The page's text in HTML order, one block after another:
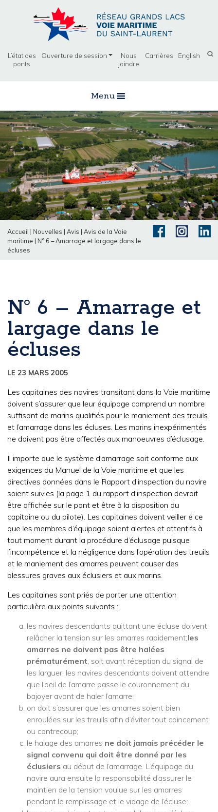
L’état des
ponts
Ouverture de session
Nous
joindre
Carrières English
Menu
Accueil | Nouvelles | Avis | Avis de la Voie
maritime | N° 6 – Amarrage et largage dans le
écluses
N° 6 – Amarrage et
largage dans le
écluses
LE 23 MARS 2005
Les capitaines des navires transitant dans la Voie maritime
doivent s’assurer que leur équipage comprend un nombre
suffisant de marins qualifiés pour le maniement des treuils
et l’amarrage dans les écluses. Les marins inexpérimentés
ne doivent pas être affectés aux manoeuvres d’éclusage.
Il importe que le système d’amarrage soit conforme aux
exigences du Manuel de la Voie maritime et que les
directives données dans le Rapport d’inspection du navire
soient suivies (la page 1 du rapport d’inspection devrait
être affichée sur le pont et être à la disposition du
capitaine ou du pilote). Les capitaines doivent veiller é ce
que les membres d’équipage soient alertes et attentifs à
tout moment durant la procédure d’éclusage puisque
l’incompétence et la négligence dans l’opération des treuils
et le maniement des amarres peuvent causer des
blessures graves aux éclusiers et aux marins.
Les capitaines sont priés de porter une attention
particulière aux points suivants :
les navires descendants quittant une écluse doivent
relâcher la tension sur les amarres rapidement;les
amarres ne doivent pas être halées
prématurément , soit avant réception du signal de
les larguer; les navires descendants doivent attendre
que l’oeil de l’amarre passe le couronnement du
bajoyer avant de haler l’amarre;
on doit s’assurer que les amarres soient bien
enroulées sur les treuils afin d’éviter tout coincement
ou contrecoup;
le halage des amarres ne doit jamais précéder le
signal convenu qui doit être donné par les
éclusiers au début de l’amarrage. L’équipage du
navire aura ensuite la responsabilité d’assurer le
maintien de la tension voulue sur les amarres
pendant le remplissage et le vidage de l’écluse;